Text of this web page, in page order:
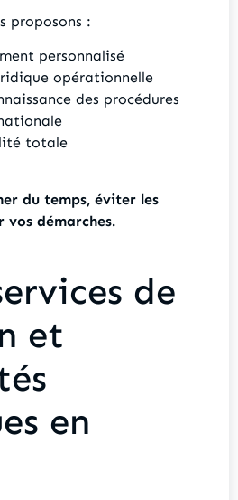
proposons :
personnalisé
opérationnelle
des procédures
totale
du temps, éviter les
vos démarches.
de
et
en